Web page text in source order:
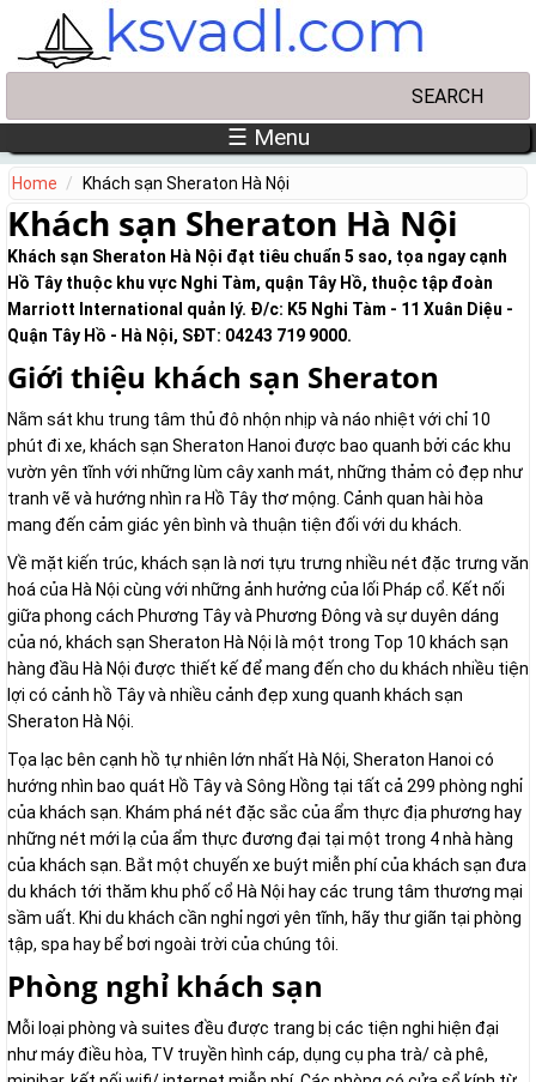
Skip to main content
☰ Menu
Home Khách sạn Sheraton Hà Nội
Khách sạn Sheraton Hà Nội
Khách sạn Sheraton Hà Nội đạt tiêu chuẩn 5 sao, tọa ngay cạnh
Hồ Tây thuộc khu vực Nghi Tàm, quận Tây Hồ, thuộc tập đoàn
Marriott International quản lý. Đ/c: K5 Nghi Tàm - 11 Xuân Diệu -
Quận Tây Hồ - Hà Nội, SĐT: 04243 719 9000.
Giới thiệu khách sạn Sheraton
Nằm sát khu trung tâm thủ đô nhộn nhịp và náo nhiệt với chỉ 10
phút đi xe, khách sạn Sheraton Hanoi được bao quanh bởi các khu
vườn yên tĩnh với những lùm cây xanh mát, những thảm cỏ đẹp như
tranh vẽ và hướng nhìn ra Hồ Tây thơ mộng. Cảnh quan hài hòa
mang đến cảm giác yên bình và thuận tiện đối với du khách.
Về mặt kiến trúc, khách sạn là nơi tựu trưng nhiều nét đặc trưng văn
hoá của Hà Nội cùng với những ảnh hưởng của lối Pháp cổ. Kết nối
giữa phong cách Phương Tây và Phương Đông và sự duyên dáng
của nó, khách sạn Sheraton Hà Nội là một trong Top 10 khách sạn
hàng đầu Hà Nội được thiết kế để mang đến cho du khách nhiều tiện
lợi có cảnh hồ Tây và nhiều cảnh đẹp xung quanh khách sạn
Sheraton Hà Nội.
Tọa lạc bên cạnh hồ tự nhiên lớn nhất Hà Nội, Sheraton Hanoi có
hướng nhìn bao quát Hồ Tây và Sông Hồng tại tất cả 299 phòng nghỉ
của khách sạn. Khám phá nét đặc sắc của ẩm thực địa phương hay
những nét mới lạ của ẩm thực đương đại tại một trong 4 nhà hàng
của khách sạn. Bắt một chuyến xe buýt miễn phí của khách sạn đưa
du khách tới thăm khu phố cổ Hà Nội hay các trung tâm thương mại
sầm uất. Khi du khách cần nghỉ ngơi yên tĩnh, hãy thư giãn tại phòng
tập, spa hay bể bơi ngoài trời của chúng tôi.
Phòng nghỉ khách sạn
Mỗi loại phòng và suites đều được trang bị các tiện nghi hiện đại
như máy điều hòa, TV truyền hình cáp, dụng cụ pha trà/ cà phê,